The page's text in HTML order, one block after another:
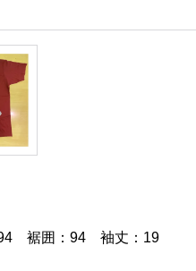
裾囲：94 袖丈：19